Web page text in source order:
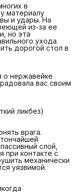
в
материалу
и удары. На
из-за ее
но эта
ухода.
дорогой стол в
о нержавейке
вас своим
ликбез)
врага.
слой,
при контакте с
механически
уязвимой.